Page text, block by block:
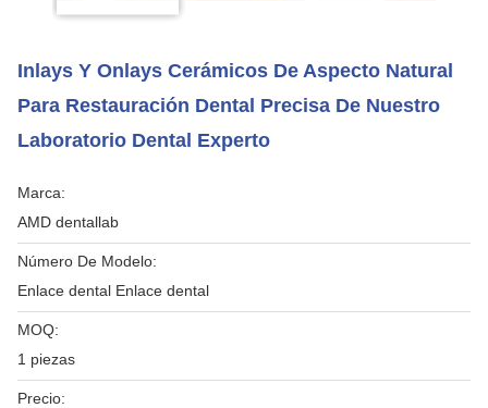
Inlays Y Onlays Cerámicos De Aspecto Natural
Para Restauración Dental Precisa De Nuestro
Laboratorio Dental Experto
Marca:
AMD dentallab
Número De Modelo:
Enlace dental Enlace dental
MOQ:
1 piezas
Precio: